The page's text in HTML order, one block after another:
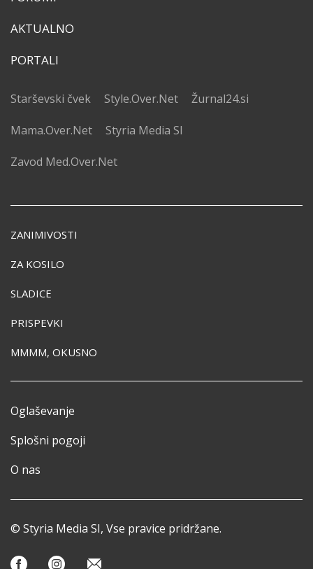
AKTUALNO
PORTALI
Starševski čvek Style.Over.Net Žurnal24.si
Mama.Over.Net Styria Media SI
Zavod Med.Over.Net
ZANIMIVOSTI
ZA KOSILO
SLADICE
PRISPEVKI
MMMM, OKUSNO
Oglaševanje
Splošni pogoji
O nas
© Styria Media SI, Vse pravice pridržane.